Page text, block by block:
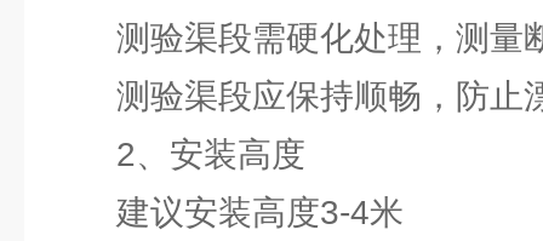
测验渠段需硬化处理，测量
测验渠段应保持顺畅，防止
2、安装高度
建议安装高度3-4米